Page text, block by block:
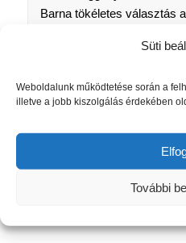
Süti
Weboldalunk működtetése során a
illetve a jobb kiszolgálás érdekében
További
Barna tökéletes választás
praktikus árnyékolási
Megrendelés
https://sunpro24.hu/